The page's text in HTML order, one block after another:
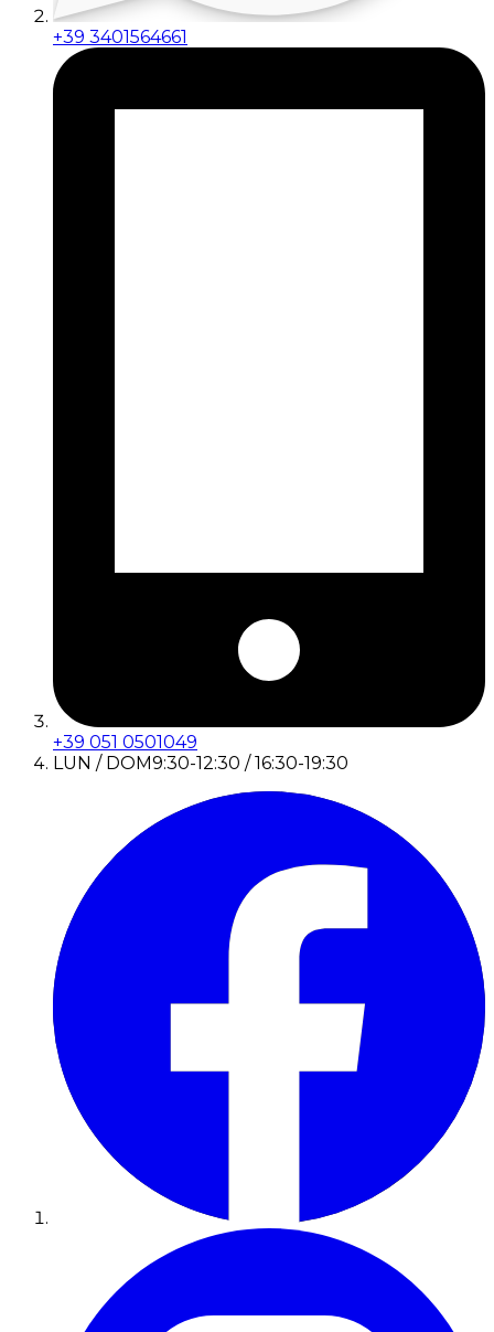
+39 3401564661
+39 051 0501049
LUN / DOM9:30-12:30 / 16:30-19:30